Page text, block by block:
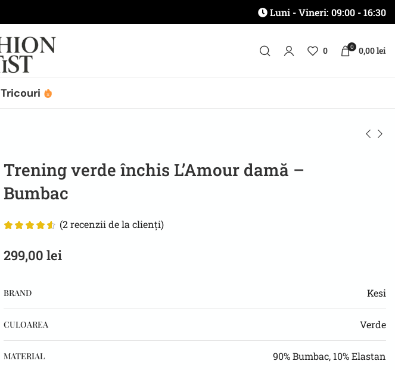
Luni - Vineri: 09:00 - 16:30
0 0 0,00lei
Tricouri
Trening verde închis L’Amour damă –
Bumbac
(2recenzii de la clienți)
299,00 lei
BRAND Kesi
CULOAREA Verde
MATERIAL 90% Bumbac, 10% Elastan